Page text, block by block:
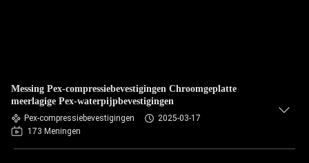
Messing Pex-compressiebevestigingen Chroomgeplatte
meerlagige Pex-waterpijpbevestigingen
Pex-compressiebevestigingen
2025-03-17
173 Meningen